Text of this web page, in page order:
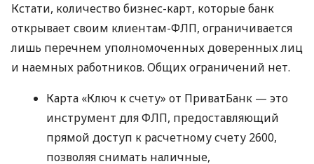
Кстати, количество бизнес-карт, которые банк
открывает своим клиентам-ФЛП, ограничивается
лишь перечнем уполномоченных доверенных лиц
и наемных работников. Общих ограничений нет.
Карта «Ключ к счету» от ПриватБанк — это
инструмент для ФЛП, предоставляющий
прямой доступ к расчетному счету 2600,
позволяя снимать наличные,